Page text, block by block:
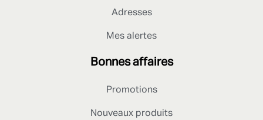
Adresses
Mes alertes
Bonnes affaires
Promotions
Nouveaux produits